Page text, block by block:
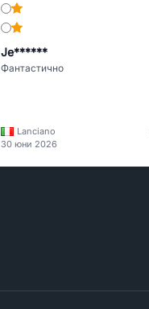
Je******
Фантастично
Lanciano
30 юни 2026